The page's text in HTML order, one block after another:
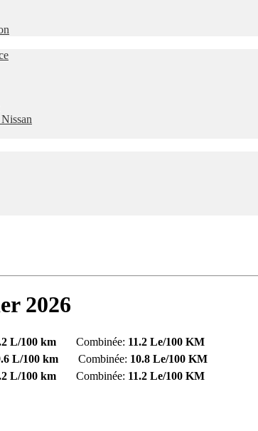
2026
L/100 km Combinée: 11.2 Le/100 KM
L/100 km Combinée: 10.8 Le/100 KM
L/100 km Combinée: 11.2 Le/100 KM